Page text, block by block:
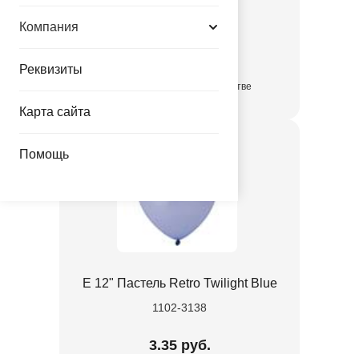
Компания
Реквизиты
Карта сайта
Помощь
в достаточном количестве
Е 12" Пастель Retro Twilight Blue
1102-3138
3.35 руб.